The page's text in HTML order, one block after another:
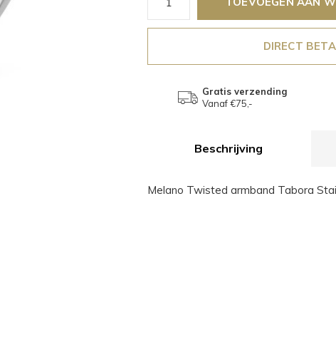
DIRECT
Gratis verzending
Vanaf €75,-
Beschrijving
Melano Twisted armband Tabora